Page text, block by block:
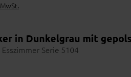
Metallgestell für
in Dunkelgrau mit
Serie 5104